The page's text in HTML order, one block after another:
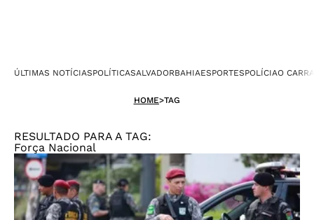
ÚLTIMAS NOTÍCIASPOLÍTICASALVADORBAHIAESPORTESPOLÍCIAO
HOME>TAG
RESULTADO PARA A TAG:
Força Nacional